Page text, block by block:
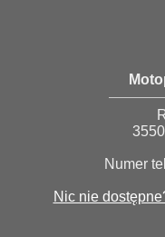
Numer
Nic nie